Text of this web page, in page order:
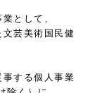
として、
芸美術国民健
する個人事業